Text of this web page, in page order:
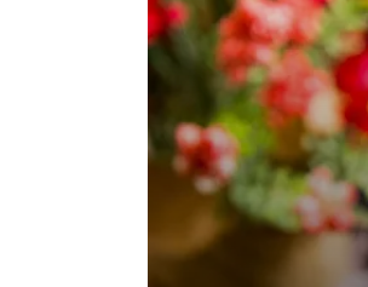
A Câmara de Vereadores de
valor de R$ 1,1 milhão será
já acumuladas no exercício
O presidente da